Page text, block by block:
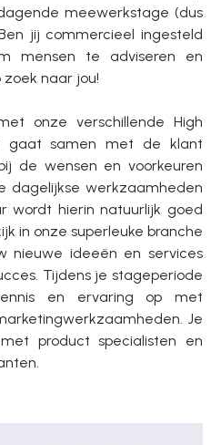
meewerkstage (dus
jij commercieel ingesteld
mensen te adviseren en
zoek naar jou!
onze verschillende High
gaat samen met de klant
de wensen en voorkeuren
dagelijkse werkzaamheden
wordt hierin natuurlijk goed
in onze superleuke branche
nieuwe ideeën en services
Tijdens je stageperiode
en ervaring op met
Je
product specialisten en